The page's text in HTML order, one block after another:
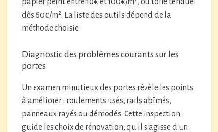
papier peint entre 10€ et 100€/m², ou toile tendue
dès 60€/m². La liste des outils dépend de la
méthode choisie.
Diagnostic des problèmes courants sur les
portes
Un examen minutieux des portes révèle les points
à améliorer : roulements usés, rails abîmés,
panneaux rayés ou démodés. Cette inspection
guide les choix de rénovation, qu'il s'agisse d'un